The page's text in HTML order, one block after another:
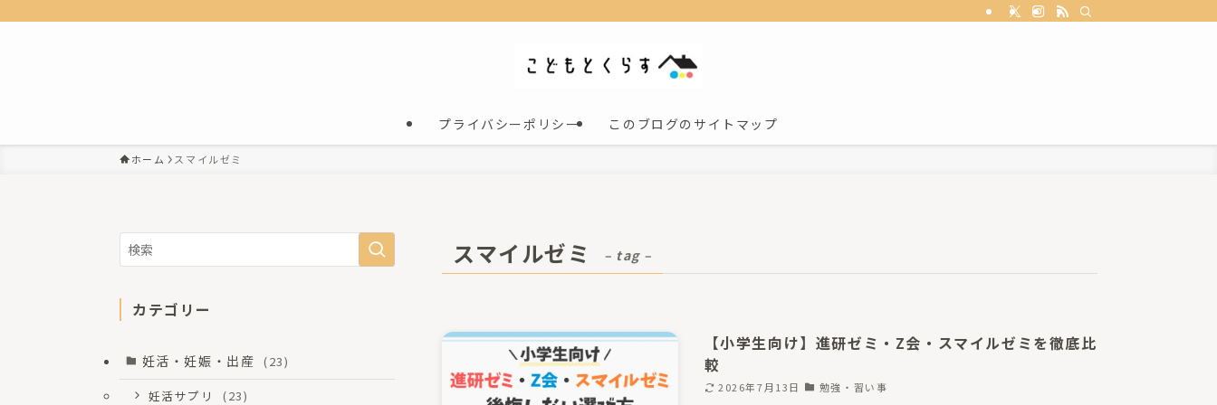
プライバシーポリシー このブログのサイトマップ
ホーム スマイルゼミ
スマイルゼミ – tag –
【小学生向け】進研ゼミ・Z会・スマイルゼミを徹底比
較
2026年7月13日 勉強・習い事
カテゴリー
妊活・妊娠・出産 (23)
妊活サプリ (23)